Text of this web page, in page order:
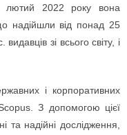
лютий 2022 року вона
надійшли від понад 25
зі всього світу, і
і корпоративних
З допомогою цієї
та надійні дослідження,